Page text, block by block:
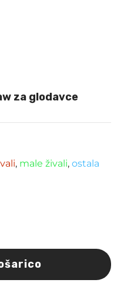
za glodavce
, male živali,ostala